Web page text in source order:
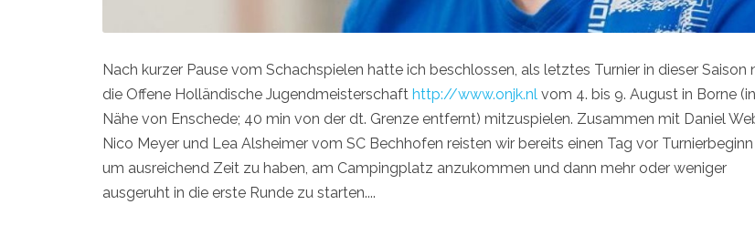
Nach kurzer Pause vom Schachspielen hatte ich beschlossen, als letztes Turnier in dieser Saison
die Offene Holländische Jugendmeisterschaft http://www.onjk.nl vom 4. bis 9. August in Borne
Nähe von Enschede; 40 min von der dt. Grenze entfernt) mitzuspielen. Zusammen mit Daniel
Nico Meyer und Lea Alsheimer vom SC Bechhofen reisten wir bereits einen Tag vor Turnierbeginn
um ausreichend Zeit zu haben, am Campingplatz anzukommen und dann mehr oder weniger
ausgeruht in die erste Runde zu starten....